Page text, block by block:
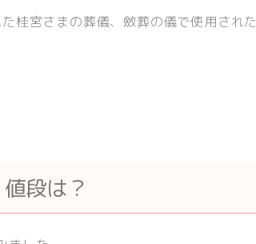
桂宮さまの葬儀、斂葬の儀で使用された
段は？